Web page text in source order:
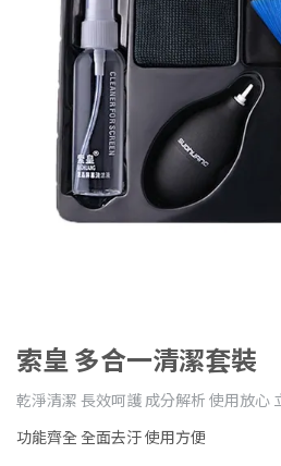
索皇 多合一清潔套裝
乾淨清潔 長效呵護 成分解析 使用放心
功能齊全 全面去汙 使用方便